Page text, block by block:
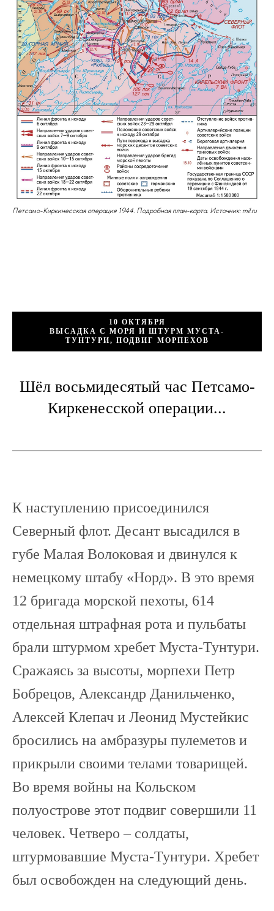
Петсамо-Киркинесская операция 1944. Подробная план-карта. Источник: mil.ru
10 ОКТЯБРЯ
ВЫСАДКА С МОРЯ И ШТУРМ МУСТА-
ТУНТУРИ, ПОДВИГ МОРПЕХОВ
Шёл восьмидесятый час Петсамо-
Киркенесской операции...
К наступлению присоединился
Северный флот. Десант высадился в
губе Малая Волоковая и двинулся к
немецкому штабу «Норд». В это время
12 бригада морской пехоты, 614
отдельная штрафная рота и пульбаты
брали штурмом хребет Муста-Тунтури.
Сражаясь за высоты, морпехи Петр
Бобрецов, Александр Данильченко,
Алексей Клепач и Леонид Мустейкис
бросились на амбразуры пулеметов и
прикрыли своими телами товарищей.
Во время войны на Кольском
полуострове этот подвиг совершили 11
человек. Четверо – солдаты,
штурмовавшие Муста-Тунтури. Хребет
был освобожден на следующий день.